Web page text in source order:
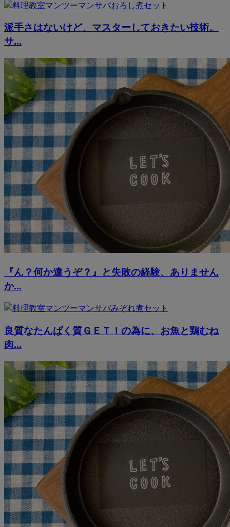
派手さはないけど、マスターしておきたい技術。
サ...
『ん？何か違うぞ？』と失敗の経験、ありません
か...
良質なたんぱく質ＧＥＴ！の為に、お魚と鶏むね
肉...